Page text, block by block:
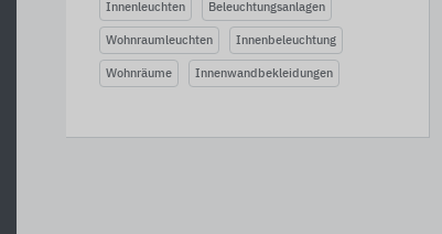
Innenleuchten Beleuchtungsanlagen
Wohnraumleuchten Innenbeleuchtung
Wohnräume Innenwandbekleidungen